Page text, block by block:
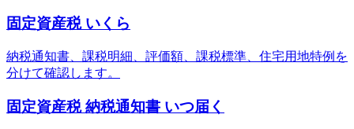
固定資産税 いくら
納税通知書、課税明細、評価額、課税標準、住宅用地特例を
分けて確認します。
固定資産税 納税通知書 いつ届く